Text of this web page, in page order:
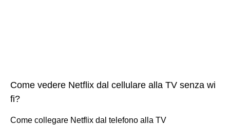
Come vedere Netflix dal cellulare alla TV senza wi
fi?
Come collegare Netflix dal telefono alla TV